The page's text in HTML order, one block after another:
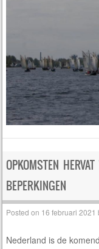
OPKOMSTEN
BEPERKINGEN
Posted on 16 februari 2021
Nederland is de